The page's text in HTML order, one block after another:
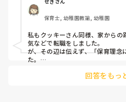
出産等で、幾度か開腹手術をし
たし…
今回は、今少し治まっている痛
いう思いもあり、ちょっと無理
まだ急性期ということと、昔、
に行ってより酷くなって帰って
保育士, 幼稚園教諭, 幼稚園
私もクッキーさん同様、家からの
気などで転職をしました。
が、その辺は伝えず、「保育理念
た。
回答をもっ